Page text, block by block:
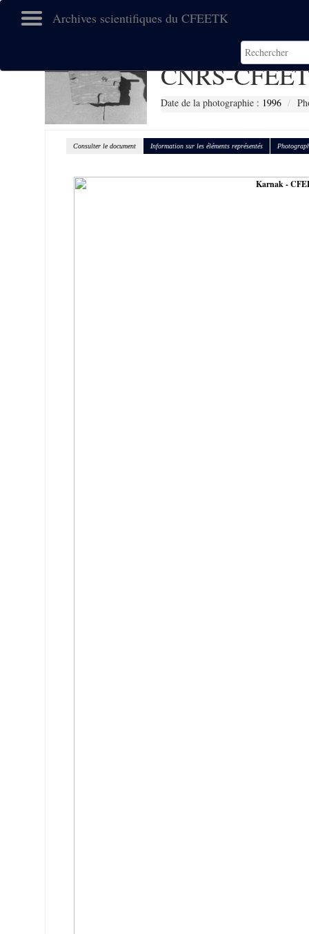
Archives scientifiques du CFEETK
CNRS-
Date de la photographie : 1996
Consulter le document Information sur les éléments représentés